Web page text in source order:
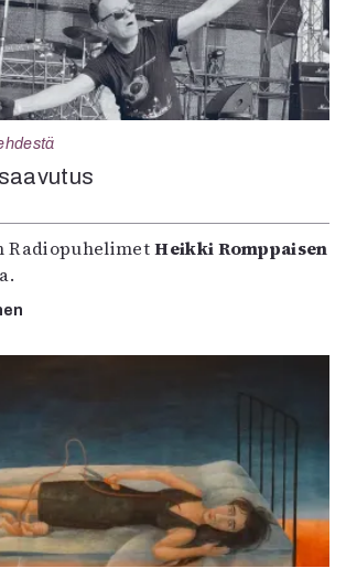
RadiopuhelimetHeikki Romppaisen